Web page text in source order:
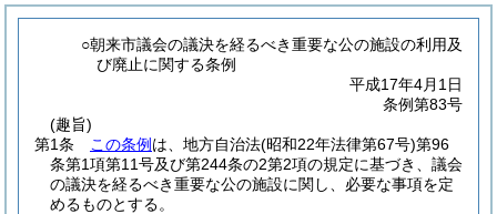
○朝来市議会の議決を経るべき重要な公の施設の利用及
び廃止に関する条例
平成17年4月1日
条例第83号
(趣旨)
第1条
この条例 は、地方自治法(昭和22年法律第67号)第96
条第1項第11号及び第244条の2第2項の規定に基づき、議会
の議決を経るべき重要な公の施設に関し、必要な事項を定
めるものとする。